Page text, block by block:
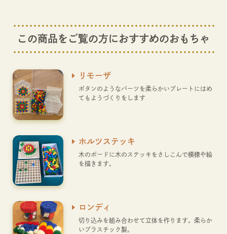
この商品をご覧の方におすすめのおもちゃ
リモーザ
ボタンのようなパーツを柔らかいプレートにはめ
てもようづくりをします
ホルツステッキ
木のボードに木のステッキをさしこんで模様や絵
を描きます。
ロンディ
切り込みを組み合わせて立体を作ります。柔らか
いプラスチック製。